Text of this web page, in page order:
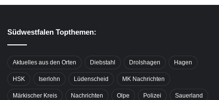
Südwestfalen Topthemen:
Aktuelles aus den Orten Diebstahl Drolshagen Hagen
HSK Iserlohn Lüdenscheid MK Nachrichten
Märkischer Kreis Nachrichten Olpe Polizei Sauerland